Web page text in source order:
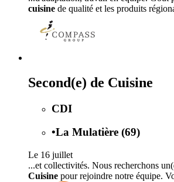
cuisine de qualité et les produits
Second(e) de Cuisine
CDI
•La Mulatière (69)
Le 16 juillet
...et collectivités. Nous recherchons
Cuisine pour rejoindre notre équipe.